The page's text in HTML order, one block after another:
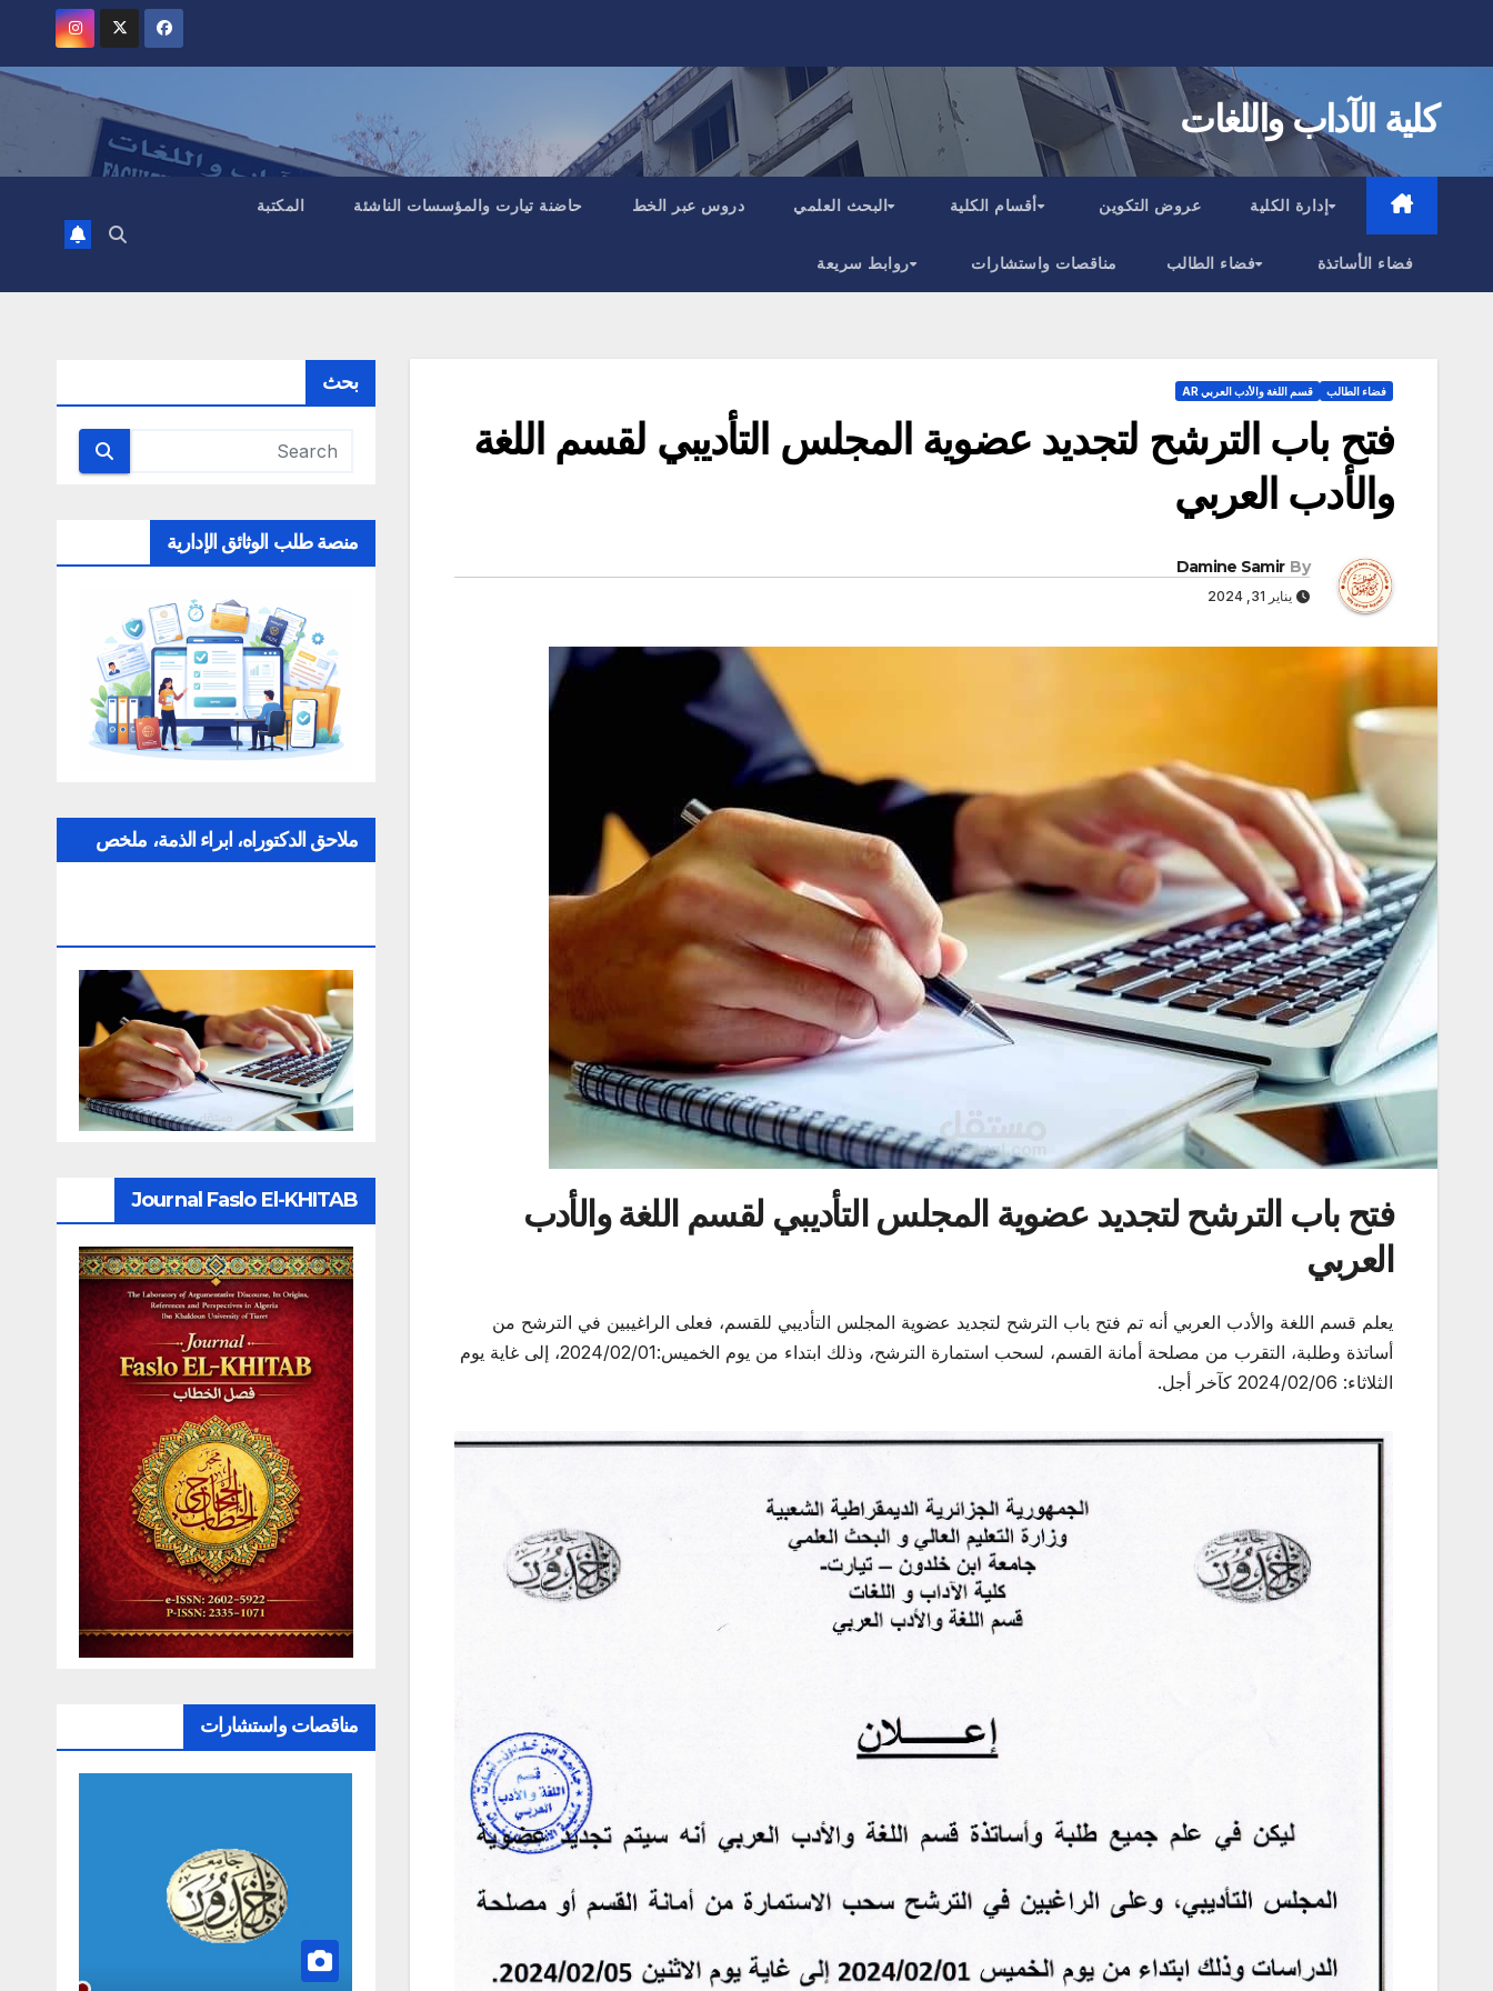
كلية الآداب واللغات
إدارة الكلية عروض التكوين أقسام الكلية البحث العلمي دروس عبر الخط حاضنة تيارت والمؤسسات الناشئة المكتبة
فضاء الأساتذة فضاء الطالب مناقصات واستشارات روابط سريعة
فضاء الطالب قسم اللغة والأدب العربي AR
فتح باب الترشح لتجديد عضوية المجلس التأديبي لقسم اللغة
والأدب العربي
By
Damine Samir
يناير 31, 2024
فتح باب الترشح لتجديد عضوية المجلس التأديبي لقسم اللغة والأدب
العربي
يعلم قسم اللغة والأدب العربي أنه تم فتح باب الترشح لتجديد عضوية المجلس التأديبي للقسم، فعلى الراغيبين في الترشح من
أساتذة وطلبة، التقرب من مصلحة أمانة القسم، لسحب استمارة الترشح، وذلك ابتداء من يوم الخميس:2024/02/01، إلى غاية يوم
الثلاثاء: 2024/02/06 كآخر أجل.
بحث
منصة طلب الوثائق الإدارية
ملاحق الدكتوراه، ابراء الذمة، ملخص
Journal Faslo El-KHITAB
مناقصات واستشارات